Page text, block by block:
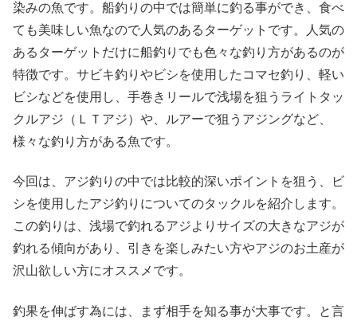
染みの魚です。船釣りの中では簡単に釣る事ができ、食べ
ても美味しい魚なので人気のあるターゲットです。人気の
あるターゲットだけに船釣りでも色々な釣り方があるのが
特徴です。サビキ釣りやビシを使用したコマセ釣り、軽い
ビシなどを使用し、手巻きリールで浅場を狙うライトタッ
クルアジ（ＬＴアジ）や、ルアーで狙うアジングなど、
様々な釣り方がある魚です。
今回は、アジ釣りの中では比較的深いポイントを狙う、ビ
シを使用したアジ釣りについてのタックルを紹介します。
この釣りは、浅場で釣れるアジよりサイズの大きなアジが
釣れる傾向があり、引きを楽しみたい方やアジのお土産が
沢山欲しい方にオススメです。
釣果を伸ばす為には、まず相手を知る事が大事です。と言